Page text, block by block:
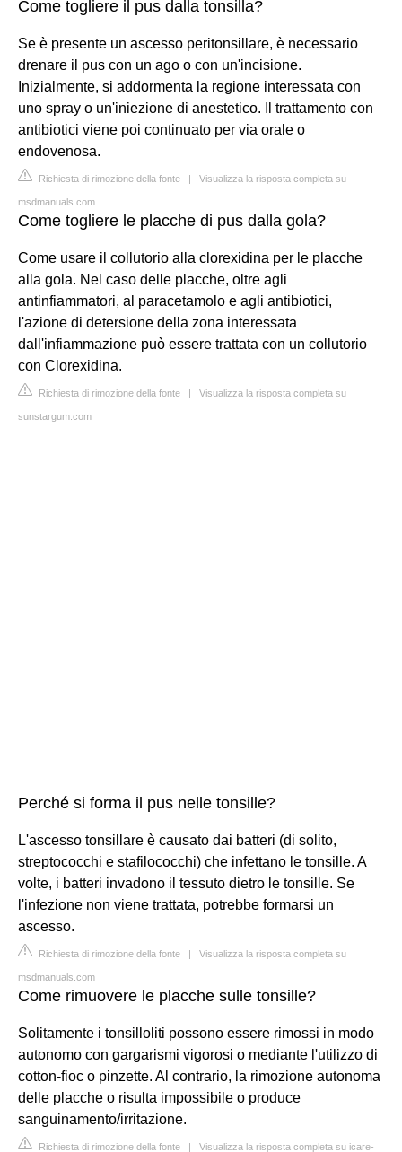
Come togliere il pus dalla tonsilla?
Se è presente un ascesso peritonsillare, è necessario
drenare il pus con un ago o con un'incisione.
Inizialmente, si addormenta la regione interessata con
uno spray o un'iniezione di anestetico. Il trattamento con
antibiotici viene poi continuato per via orale o
endovenosa.
Richiesta di rimozione della fonte | Visualizza la risposta completa su
msdmanuals.com
Come togliere le placche di pus dalla gola?
Come usare il collutorio alla clorexidina per le placche
alla gola. Nel caso delle placche, oltre agli
antinfiammatori, al paracetamolo e agli antibiotici,
l'azione di detersione della zona interessata
dall'infiammazione può essere trattata con un collutorio
con Clorexidina.
Richiesta di rimozione della fonte | Visualizza la risposta completa su
sunstargum.com
Perché si forma il pus nelle tonsille?
L'ascesso tonsillare è causato dai batteri (di solito,
streptococchi e stafilococchi) che infettano le tonsille. A
volte, i batteri invadono il tessuto dietro le tonsille. Se
l'infezione non viene trattata, potrebbe formarsi un
ascesso.
Richiesta di rimozione della fonte | Visualizza la risposta completa su
msdmanuals.com
Come rimuovere le placche sulle tonsille?
Solitamente i tonsilloliti possono essere rimossi in modo
autonomo con gargarismi vigorosi o mediante l'utilizzo di
cotton-fioc o pinzette. Al contrario, la rimozione autonoma
delle placche o risulta impossibile o produce
sanguinamento/irritazione.
Richiesta di rimozione della fonte | Visualizza la risposta completa su icare-